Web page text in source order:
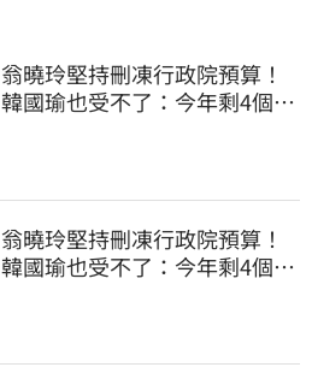
翁曉玲堅持刪凍行政院預算！
韓國瑜也受不了：今年剩4個月
翁曉玲堅持刪凍行政院預算！
韓國瑜也受不了：今年剩4個月